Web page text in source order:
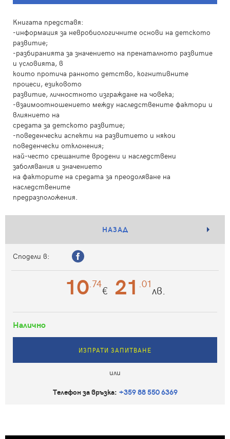
Книгата представя:
-информация за невробиологичните основи на детското
развитие;
-разбиранията за значението на пренаталното развитие
и условията, в
които протича ранното детство, когнитивните
процеси, езиковото
развитие, личностното изграждане на човека;
-взаимоотношението между наследствените фактори и
влиянието на
средата за детското развитие;
-поведенчески аспекти на развитието и някои
поведенчески отклонения;
най-често срещаните вродени и наследствени
заболявания и значението
на факторите на средата за преодоляване на
наследствените
предразположения.
НАЗАД
Сподели в:
10.74€ 21 .01лв.
Налично
ИЗПРАТИ ЗАПИТВАНЕ
или
Телефон за връзка: +359 88 550 6369